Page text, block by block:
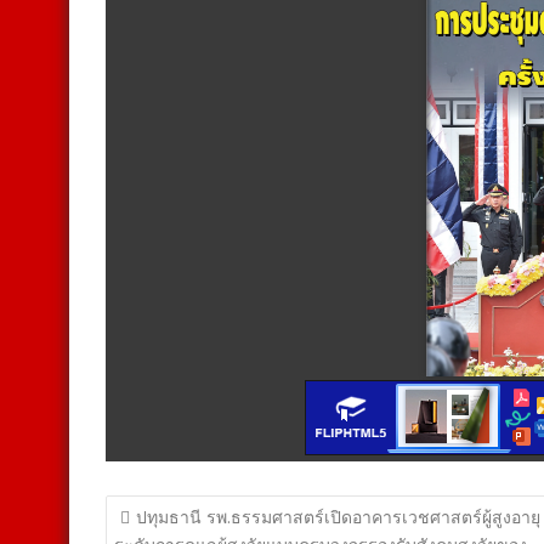
แนะแนว
ปทุมธานี รพ.ธรรมศาสตร์เปิดอาคารเวชศาสตร์ผู้สูงอายุ